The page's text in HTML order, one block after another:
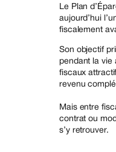
Le Plan
aujourd’hui
fiscalement
Son objectif
pendant la vie
fiscaux
revenu
Mais entre
contrat ou
s’y retrouver.